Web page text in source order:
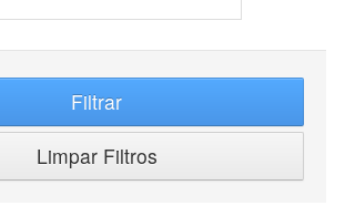
Filtrar
Limpar Filtros